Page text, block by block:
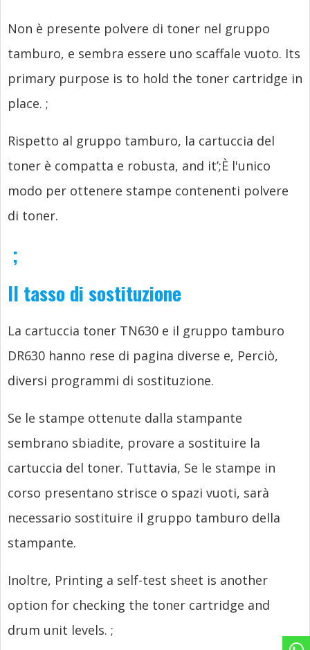
Non è presente polvere di toner nel gruppo
tamburo, e sembra essere uno scaffale vuoto. Its
primary purpose is to hold the toner cartridge in
place. ;
Rispetto al gruppo tamburo, la cartuccia del
toner è compatta e robusta, and it’;È l'unico
modo per ottenere stampe contenenti polvere
di toner.
;
Il tasso di sostituzione
La cartuccia toner TN630 e il gruppo tamburo
DR630 hanno rese di pagina diverse e, Perciò,
diversi programmi di sostituzione.
Se le stampe ottenute dalla stampante
sembrano sbiadite, provare a sostituire la
cartuccia del toner. Tuttavia, Se le stampe in
corso presentano strisce o spazi vuoti, sarà
necessario sostituire il gruppo tamburo della
stampante.
Inoltre, Printing a self-test sheet is another
option for checking the toner cartridge and
drum unit levels. ;